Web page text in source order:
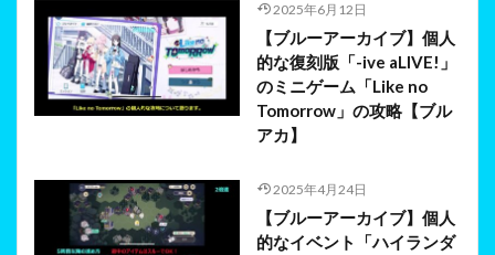
2025年6月12日
【ブルーアーカイブ】個人
的な復刻版「-ive aLIVE!」
のミニゲーム「Like no
Tomorrow」の攻略【ブル
アカ】
2025年4月24日
【ブルーアーカイブ】個人
的なイベント「ハイランダ